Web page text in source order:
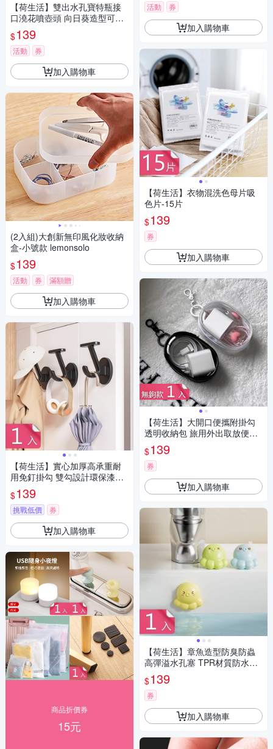
【荷生活】雙出水孔寶特瓶接
口澆花噴壺頭 向日葵造型可拆
卸式澆花器噴嘴-2入組
$139
活動 券
加入購物車
(2入組)大創新無印風化妝收納
盒-小號款 lemonsolo
$139
活動 券 滿額贈
加入購物車
【荷生活】實心加厚高承重耐
用免釘掛勾 雙勾設計環保漆面
免打孔掛勾-1入組
$139
挑戰低價 券
加入購物車
商品折價券
15元
活動 券
加入購物車
【荷生活】衣物混洗色母片吸
色片-15片
$139
券
加入購物車
【荷生活】大開口便攜附掛勾
透明收納包 旅用外出取放便捷
線材收納包-無鉤款1入款
$139
券
加入購物車
【荷生活】章魚造型防臭防蟲
高彈溢水孔塞 TPR材質防水密
封洗手檯溢水孔蓋-1入組
$139
券
加入購物車